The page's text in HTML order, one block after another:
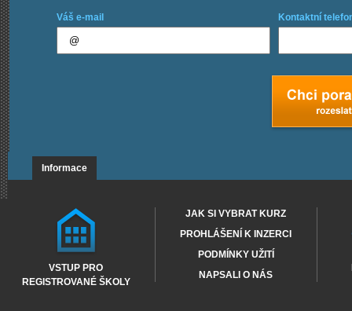
Váš e-mail Kontaktní
Informace
VSTUP PRO
REGISTROVANÉ ŠKOLY
JAK SI VYBRAT KURZ
PROHLÁŠENÍ K INZERCI
PODMÍNKY UŽITÍ
NAPSALI O NÁS